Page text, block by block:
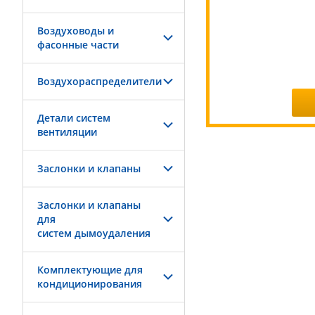
Воздуховоды и
фасонные части
Воздухораспределители
Детали систем
вентиляции
Заслонки и клапаны
Заслонки и клапаны
для
систем дымоудаления
Комплектующие для
кондиционирования